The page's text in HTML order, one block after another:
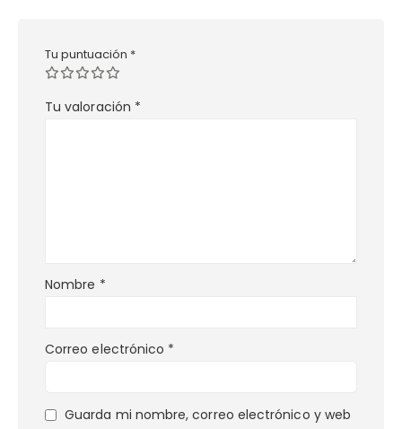
Tu puntuación *
Tu valoración *
Nombre *
Correo electrónico *
Guarda mi nombre, correo electrónico y web